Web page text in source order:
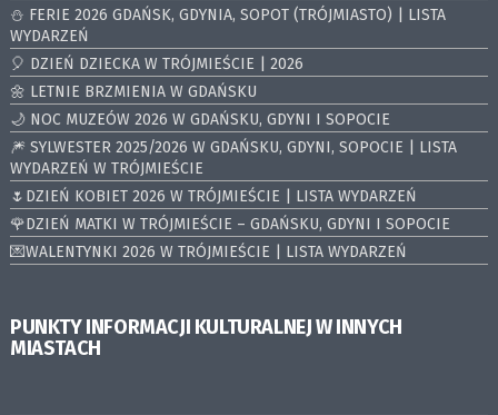
⛄️ FERIE 2026 GDAŃSK, GDYNIA, SOPOT (TRÓJMIASTO) | LISTA
WYDARZEŃ
🎈 DZIEŃ DZIECKA W TRÓJMIEŚCIE | 2026
🌼 LETNIE BRZMIENIA W GDAŃSKU
🌙 NOC MUZEÓW 2026 W GDAŃSKU, GDYNI I SOPOCIE
🎆 SYLWESTER 2025/2026 W GDAŃSKU, GDYNI, SOPOCIE | LISTA
WYDARZEŃ W TRÓJMIEŚCIE
🌷DZIEŃ KOBIET 2026 W TRÓJMIEŚCIE | LISTA WYDARZEŃ
🌹DZIEŃ MATKI W TRÓJMIEŚCIE – GDAŃSKU, GDYNI I SOPOCIE
💌WALENTYNKI 2026 W TRÓJMIEŚCIE | LISTA WYDARZEŃ
PUNKTY INFORMACJI KULTURALNEJ W INNYCH
MIASTACH